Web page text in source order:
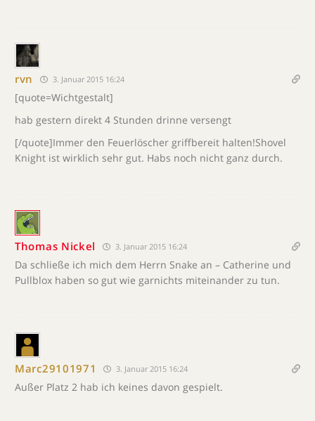
rvn 3. Januar 2015 16:24
[quote=Wichtgestalt]
hab gestern direkt 4 Stunden drinne versengt
[/quote]Immer den Feuerlöscher griffbereit halten!Shovel
Knight ist wirklich sehr gut. Habs noch nicht ganz durch.
Thomas Nickel 3. Januar 2015 16:24
Da schließe ich mich dem Herrn Snake an – Catherine und
Pullblox haben so gut wie garnichts miteinander zu tun.
Marc29101971 3. Januar 2015 16:24
Außer Platz 2 hab ich keines davon gespielt.